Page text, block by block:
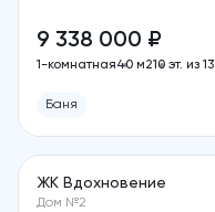
9 338 000 ₽
1-комнатная40 м210 эт. из 13
Баня
ЖК Вдохновение
Дом №2